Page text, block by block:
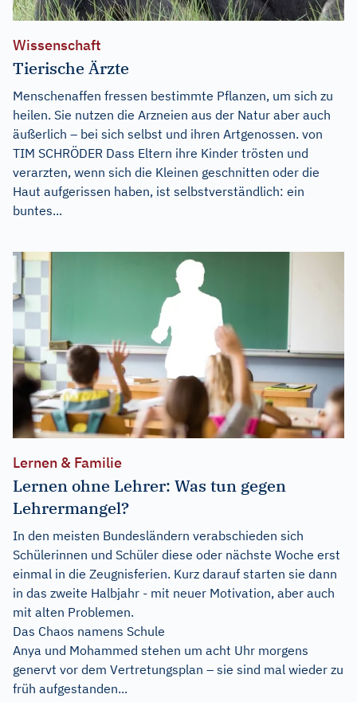
Wissenschaft
Tierische Ärzte
Menschenaffen fressen bestimmte Pflanzen, um sich zu
heilen. Sie nutzen die Arzneien aus der Natur aber auch
äußerlich – bei sich selbst und ihren Artgenossen. von
TIM SCHRÖDER Dass Eltern ihre Kinder trösten und
verarzten, wenn sich die Kleinen geschnitten oder die
Haut aufgerissen haben, ist selbstverständlich: ein
buntes...
Lernen & Familie
Lernen ohne Lehrer: Was tun gegen
Lehrermangel?
In den meisten Bundesländern verabschieden sich
Schülerinnen und Schüler diese oder nächste Woche erst
einmal in die Zeugnisferien. Kurz darauf starten sie dann
in das zweite Halbjahr - mit neuer Motivation, aber auch
mit alten Problemen.
Das Chaos namens Schule
Anya und Mohammed stehen um acht Uhr morgens
genervt vor dem Vertretungsplan – sie sind mal wieder zu
früh aufgestanden...